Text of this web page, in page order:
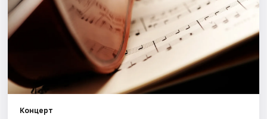
Экскурсии
Спорт
Концерт